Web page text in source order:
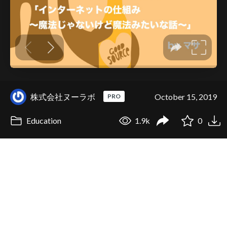
株式会社ヌーラボ PRO October 15, 2019
Education 1.9k 0